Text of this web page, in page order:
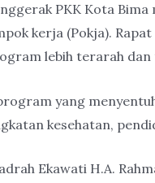
PKK Kota
kerja (Pokja).
lebih terarah
yang
kesehatan,
Ekawati H.A.